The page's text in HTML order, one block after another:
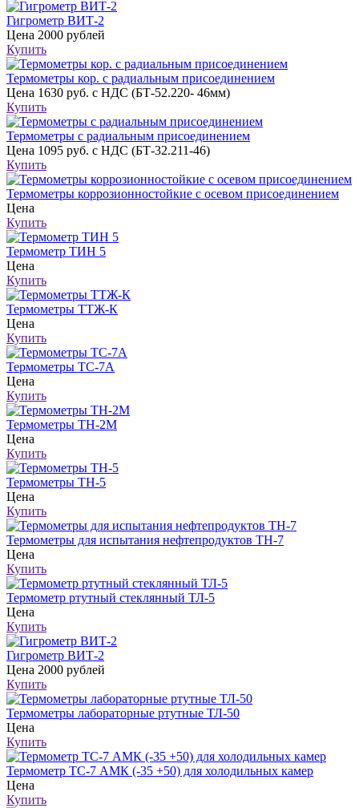
Гигрометр ВИТ-2
Цена 2000 рублей
Купить
Термометры кор. с радиальным присоединением
Цена 1630 руб. с НДС (БТ-52.220- 46мм)
Купить
Термометры с радиальным присоединением
Цена 1095 руб. с НДС (БТ-32.211-46)
Купить
Термометры коррозионностойкие с осевом присоединением
Цена
Купить
Термометр ТИН 5
Цена
Купить
Термометры ТТЖ-К
Цена
Купить
Термометры ТС-7А
Цена
Купить
Термометры ТН-2М
Цена
Купить
Термометры ТН-5
Цена
Купить
Термометры для испытания нефтепродуктов ТН-7
Цена
Купить
Термометр ртутный стеклянный ТЛ-5
Цена
Купить
Гигрометр ВИТ-2
Цена 2000 рублей
Купить
Термометры лабораторные ртутные ТЛ-50
Цена
Купить
Термометр ТС-7 АМК (-35 +50) для холодильных камер
Цена
Купить